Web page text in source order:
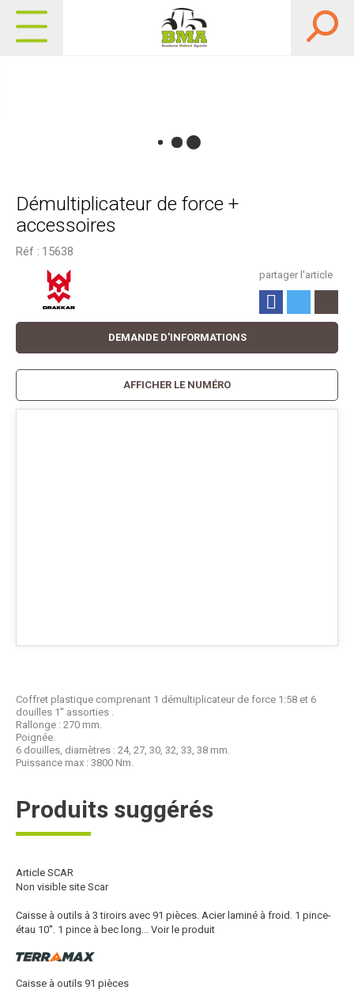
Démultiplicateur de force +
accessoires
Réf : 15638
partager l'article
Coffret plastique comprenant 1 démultiplicateur de force 1:58 et 6
douilles 1'' assorties .
Rallonge : 270 mm.
Poignée.
6 douilles, diamètres : 24, 27, 30, 32, 33, 38 mm.
Puissance max : 3800 Nm.
DEMANDE D'INFORMATIONS
AFFICHER LE NUMÉRO
Produits suggérés
Article SCAR
Non visible site Scar
Caisse à outils à 3 tiroirs avec 91 pièces. Acier laminé à froid. 1 pince-
étau 10''. 1 pince à bec long... Voir le produit
Caisse à outils 91 pièces